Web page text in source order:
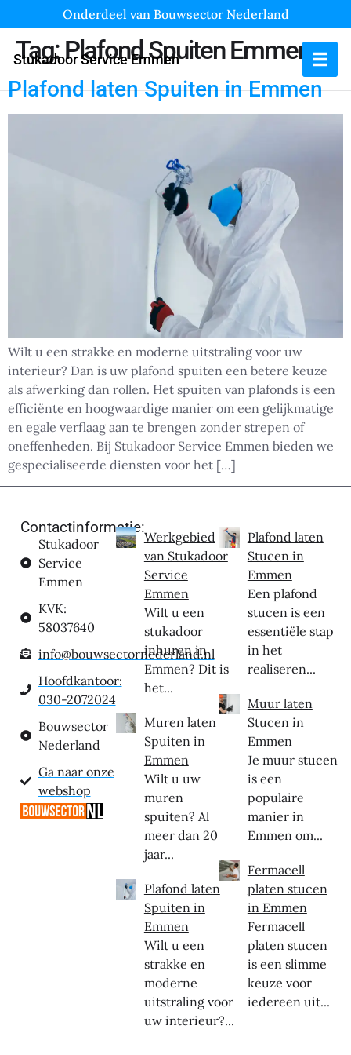
Onderdeel van Bouwsector Nederland
Stukadoor Service Emmen
Tag:Plafond Spuiten Emmen
Plafond laten Spuiten in Emmen
Wilt u een strakke en moderne uitstraling voor uw
interieur? Dan is uw plafond spuiten een betere keuze
als afwerking dan rollen. Het spuiten van plafonds is een
efficiënte en hoogwaardige manier om een gelijkmatige
en egale verflaag aan te brengen zonder strepen of
oneffenheden. Bij Stukadoor Service Emmen bieden we
gespecialiseerde diensten voor het […]
Contactinformatie:
Stukadoor
Service
Emmen
KVK:
58037640
info@bouwsectornederland.nl
Hoofdkantoor:
030-2072024
Bouwsector
Nederland
Ga naar onze
webshop
Werkgebied
van Stukadoor
Service
Emmen
Wilt u een
stukadoor
inhuren in
Emmen? Dit is
het...
Muren laten
Spuiten in
Emmen
Wilt u uw
muren
spuiten? Al
meer dan 20
jaar...
Plafond laten
Spuiten in
Emmen
Wilt u een
strakke en
moderne
uitstraling voor
uw interieur?...
Plafond laten
Stucen in
Emmen
Een plafond
stucen is een
essentiële stap
in het
realiseren...
Muur laten
Stucen in
Emmen
Je muur stucen
is een
populaire
manier in
Emmen om...
Fermacell
platen stucen
in Emmen
Fermacell
platen stucen
is een slimme
keuze voor
iedereen uit...